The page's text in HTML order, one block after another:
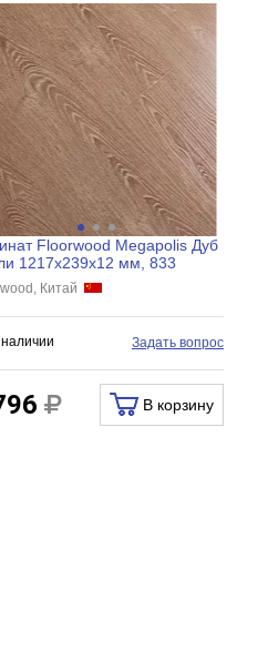
Floorwood Megapolis Дуб
1217х239х12 мм, 833
Китай
Задать вопрос
В корзину